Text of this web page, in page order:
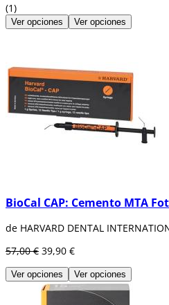
(1)
Ver opciones Ver opciones
BioCal CAP: Cemento MTA
de HARVARD DENTAL
57,00 € 39,90 €
Ver opciones Ver opciones